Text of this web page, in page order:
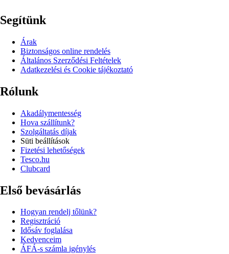
Segítünk
Árak
Biztonságos online rendelés
Általános Szerződési Feltételek
Adatkezelési és Cookie tájékoztató
Rólunk
Akadálymentesség
Hova szállítunk?
Szolgáltatás díjak
Süti beállítások
Fizetési lehetőségek
Tesco.hu
Clubcard
Első bevásárlás
Hogyan rendelj tőlünk?
Regisztráció
Idősáv foglalása
Kedvenceim
ÁFÁ-s számla igénylés